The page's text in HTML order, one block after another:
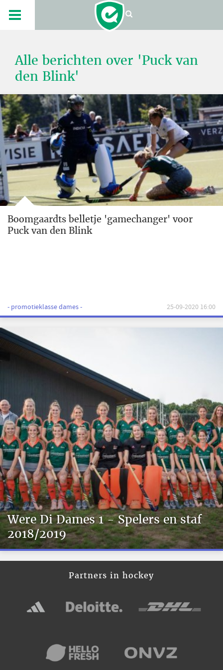
Alle berichten over 'Puck van
den Blink'
Boomgaardts belletje 'gamechanger' voor
Puck van den Blink
- promotieklasse dames - 25-09-2020 16:00
Were Di Dames 1 - Spelers en staf
2018/2019
Partners in hockey